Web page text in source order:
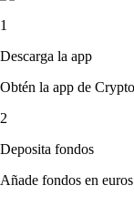
1
Descarga la app
Obtén la app de
2
Deposita fondos
Añade fondos en